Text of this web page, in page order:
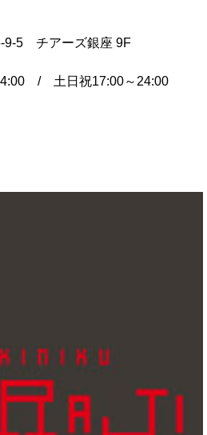
9-5 チアーズ銀座 9F
4:00 / 土日祝17:00～24:00